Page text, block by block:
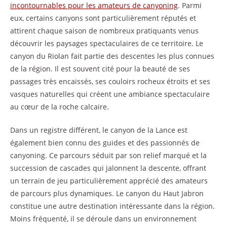
incontournables pour les amateurs de canyoning. Parmi
eux, certains canyons sont particulièrement réputés et
attirent chaque saison de nombreux pratiquants venus
découvrir les paysages spectaculaires de ce territoire. Le
canyon du Riolan fait partie des descentes les plus connues
de la région. Il est souvent cité pour la beauté de ses
passages très encaissés, ses couloirs rocheux étroits et ses
vasques naturelles qui créent une ambiance spectaculaire
au cœur de la roche calcaire.
Dans un registre différent, le canyon de la Lance est
également bien connu des guides et des passionnés de
canyoning. Ce parcours séduit par son relief marqué et la
succession de cascades qui jalonnent la descente, offrant
un terrain de jeu particulièrement apprécié des amateurs
de parcours plus dynamiques. Le canyon du Haut Jabron
constitue une autre destination intéressante dans la région.
Moins fréquenté, il se déroule dans un environnement